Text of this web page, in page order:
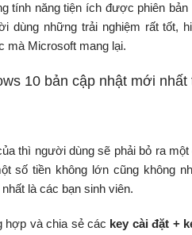
tính năng tiện ích được phiên bản
dùng những trải nghiệm rất tốt,
mà Microsoft mang lại.
10 bản cập nhật mới nhất
thì người dùng sẽ phải bỏ ra một
số tiền không lớn cũng không
là các bạn sinh viên.
hợp và chia sẻ các key cài đặt +